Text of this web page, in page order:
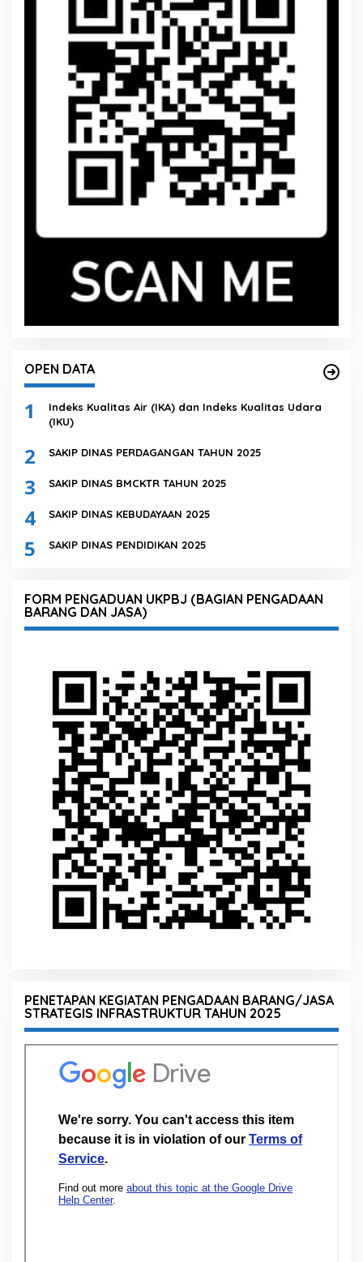
OPEN DATA
1
Indeks Kualitas Air (IKA) dan Indeks Kualitas Udara
(IKU)
2 SAKIP DINAS PERDAGANGAN TAHUN 2025
3 SAKIP DINAS BMCKTR TAHUN 2025
4 SAKIP DINAS KEBUDAYAAN 2025
5 SAKIP DINAS PENDIDIKAN 2025
FORM PENGADUAN UKPBJ (BAGIAN PENGADAAN
BARANG DAN JASA)
PENETAPAN KEGIATAN PENGADAAN BARANG/JASA
STRATEGIS INFRASTRUKTUR TAHUN 2025